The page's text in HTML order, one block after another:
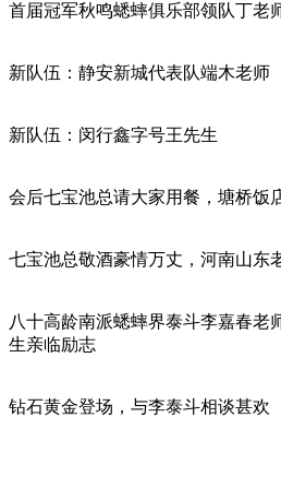
首届冠军秋鸣蟋蟀俱乐部领队丁老
新队伍：静安新城代表队端木老师
新队伍：闵行鑫字号王先生
会后七宝池总请大家用餐，塘桥饭
七宝池总敬酒豪情万丈，河南山东
八十高龄南派蟋蟀界泰斗李嘉春老
生亲临励志
钻石黄金登场，与李泰斗相谈甚欢